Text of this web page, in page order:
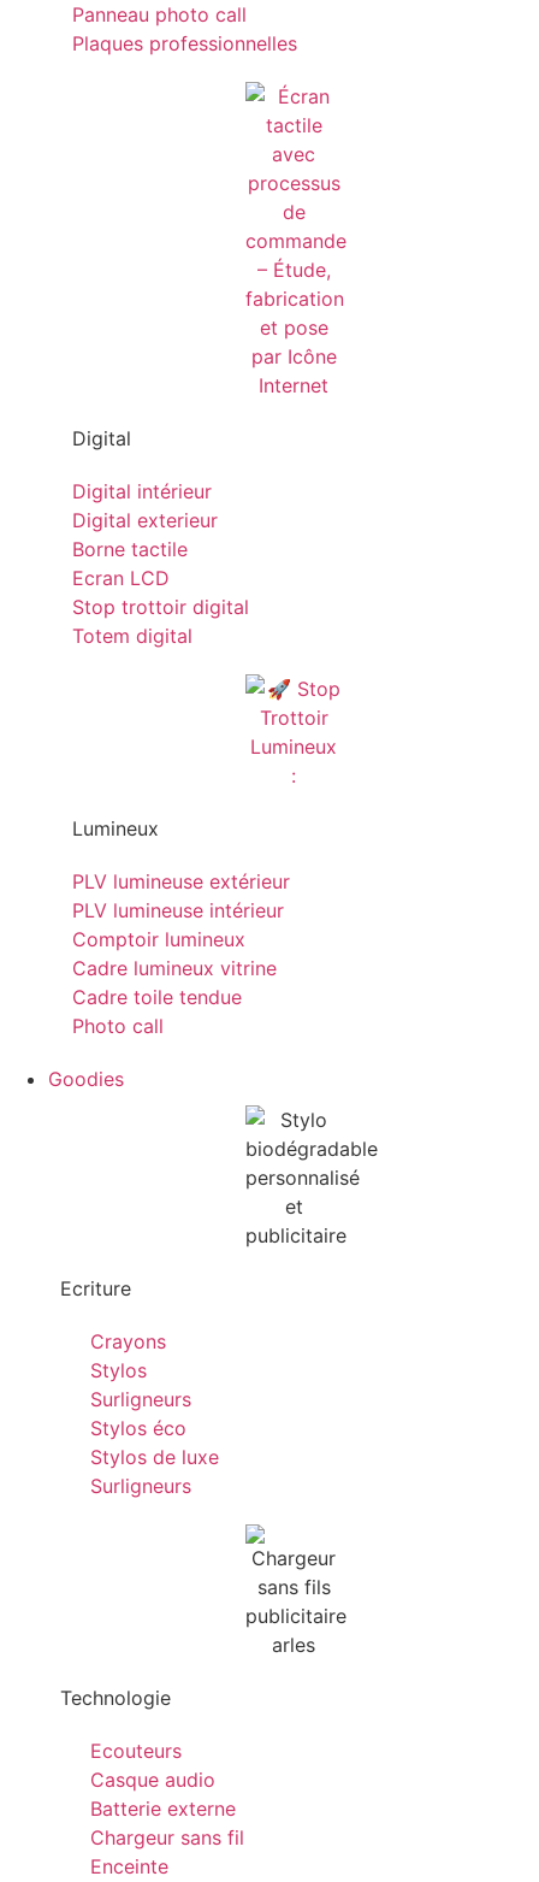
Panneau photo call
Plaques professionnelles
Digital
Digital intérieur
Digital exterieur
Borne tactile
Ecran LCD
Stop trottoir digital
Totem digital
Lumineux
PLV lumineuse extérieur
PLV lumineuse intérieur
Comptoir lumineux
Cadre lumineux vitrine
Cadre toile tendue
Photo call
Goodies
Ecriture
Crayons
Stylos
Surligneurs
Stylos éco
Stylos de luxe
Surligneurs
Technologie
Ecouteurs
Casque audio
Batterie externe
Chargeur sans fil
Enceinte